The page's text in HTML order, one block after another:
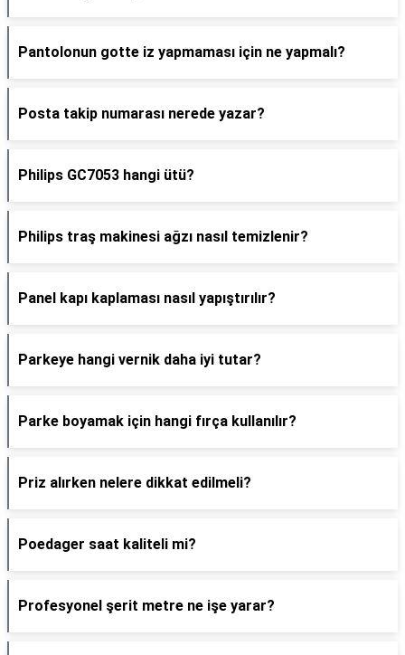
Pantolonun gotte iz yapmaması için ne yapmalı?
Posta takip numarası nerede yazar?
Philips GC7053 hangi ütü?
Philips traş makinesi ağzı nasıl temizlenir?
Panel kapı kaplaması nasıl yapıştırılır?
Parkeye hangi vernik daha iyi tutar?
Parke boyamak için hangi fırça kullanılır?
Priz alırken nelere dikkat edilmeli?
Poedager saat kaliteli mi?
Profesyonel şerit metre ne işe yarar?